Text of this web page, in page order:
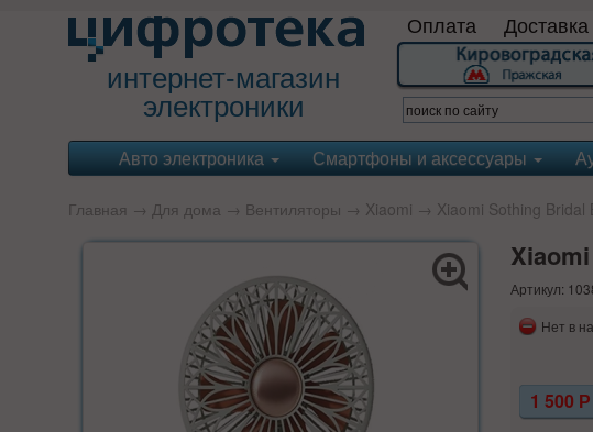
интернет-магазин
электроники
Оплата Доставка
Авто электроника Смартфоны и аксессуары
Главная → Для дома → Вентиляторы → Xiaomi → Xiaomi Sothing Bridal
Артикул:
Нет в
1 500 Р